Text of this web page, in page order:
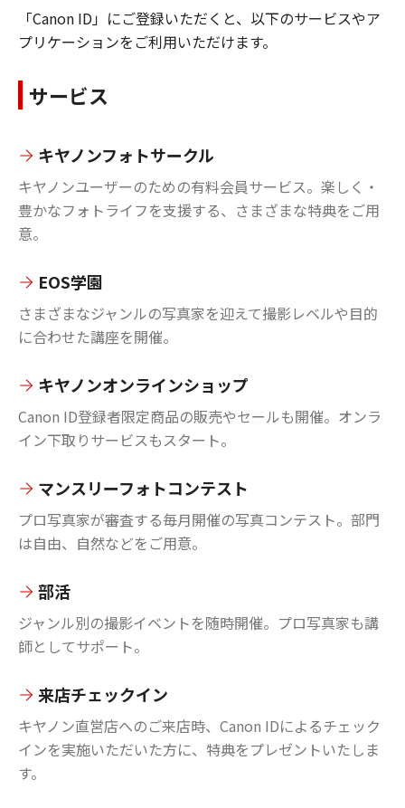
「Canon ID」にご登録いただくと、以下のサービスやア
プリケーションをご利用いただけます。
サービス
キヤノンフォトサークル
キヤノンユーザーのための有料会員サービス。楽しく・
豊かなフォトライフを支援する、さまざまな特典をご用
意。
EOS学園
さまざまなジャンルの写真家を迎えて撮影レベルや目的
に合わせた講座を開催。
キヤノンオンラインショップ
Canon ID登録者限定商品の販売やセールも開催。オンラ
イン下取りサービスもスタート。
マンスリーフォトコンテスト
プロ写真家が審査する毎月開催の写真コンテスト。部門
は自由、自然などをご用意。
部活
ジャンル別の撮影イベントを随時開催。プロ写真家も講
師としてサポート。
来店チェックイン
キヤノン直営店へのご来店時、Canon IDによるチェック
インを実施いただいた方に、特典をプレゼントいたしま
す。